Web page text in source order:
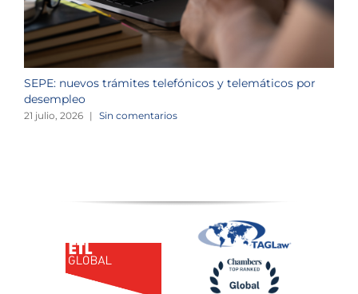
SEPE: nuevos trámites telefónicos y telemáticos por
desempleo
21 julio, 2026 | Sin comentarios